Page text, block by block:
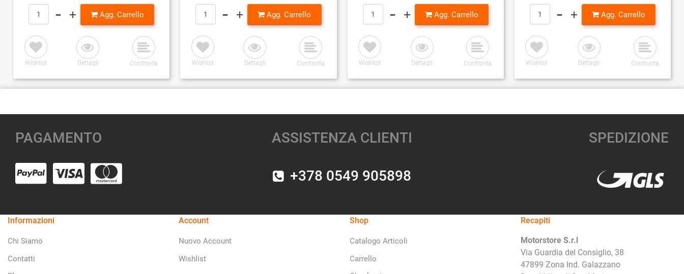
Quantità
Agg. Carrello
Wishlist Dettagli Confronta
Quantità
Agg. Carrello
Wishlist Dettagli Confronta
Quantità
Agg. Carrello
Wishlist Dettagli Confronta
Quantità
Agg. Carrello
Wishlist Dettagli Confronta
PAGAMENTO ASSISTENZA CLIENTI
+378 0549 905898
SPEDIZIONE
Informazioni
Chi Siamo
Contatti
Account
Nuovo Account
Wishlist
Shop
Catalogo Articoli
Carrello
Recapiti
Motorstore S.r.l
Via Guardia del Consiglio, 38
47899 Zona Ind. Galazzano